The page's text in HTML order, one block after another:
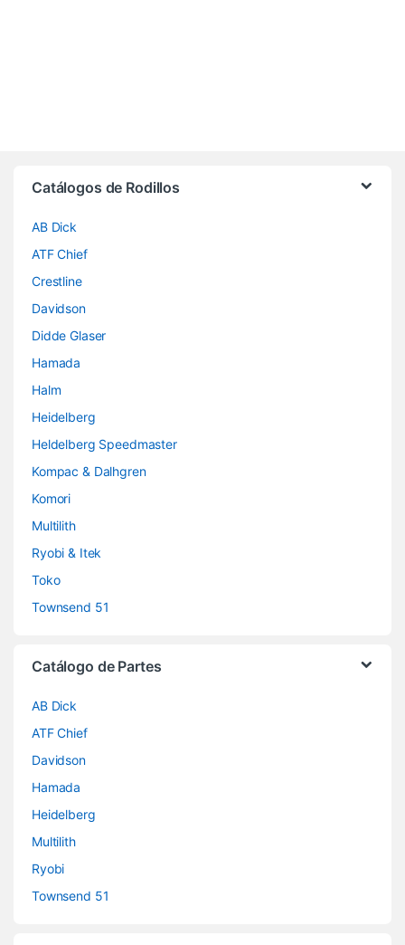
Catálogos de Rodillos
AB Dick
ATF Chief
Crestline
Davidson
Didde Glaser
Hamada
Halm
Heidelberg
Heldelberg Speedmaster
Kompac & Dalhgren
Komori
Multilith
Ryobi & Itek
Toko
Townsend 51
Catálogo de Partes
AB Dick
ATF Chief
Davidson
Hamada
Heidelberg
Multilith
Ryobi
Townsend 51